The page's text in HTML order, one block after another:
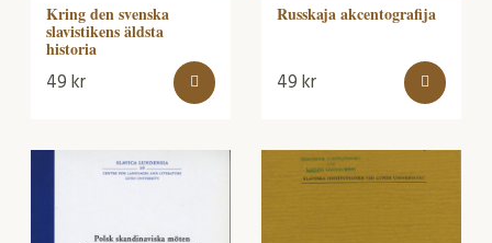
Kring den svenska
slavistikens äldsta
historia
49kr
Russkaja akcentografija
49kr